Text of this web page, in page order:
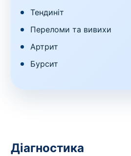
Тендиніт
Переломи та вивихи
Артрит
Бурсит
Діагностика